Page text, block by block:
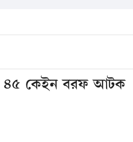
॥ ৪৫ কেইন বরফ আটক